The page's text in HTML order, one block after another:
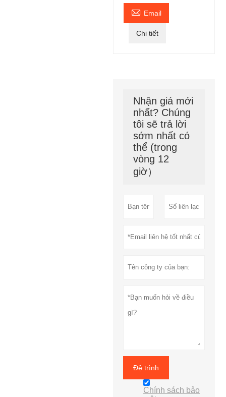
 Email
Chi tiết
Nhận giá mới
nhất? Chúng
tôi sẽ trả lời
sớm nhất có
thể (trong
vòng 12
giờ）
Đệ trình
Chính sách bảo